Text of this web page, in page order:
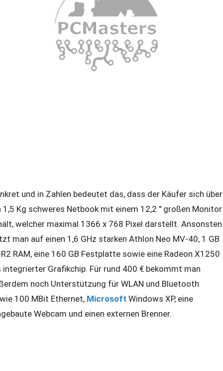
und in Zahlen bedeutet das, dass der Käufer sich über
1,5 Kg schweres Netbook mit einem 12,2 " großen Monitor
welcher maximal 1366 x 768 Pixel darstellt. Ansonsten
man auf einen 1,6 GHz starken Athlon Neo MV-40, 1 GB
RAM, eine 160 GB Festplatte sowie eine Radeon X1250
integrierter Grafikchip. Für rund 400 € bekommt man
noch Unterstützung für WLAN und Bluetooth
100 MBit Ethernet, Microsoft Windows XP, eine
Webcam und einen externen Brenner.